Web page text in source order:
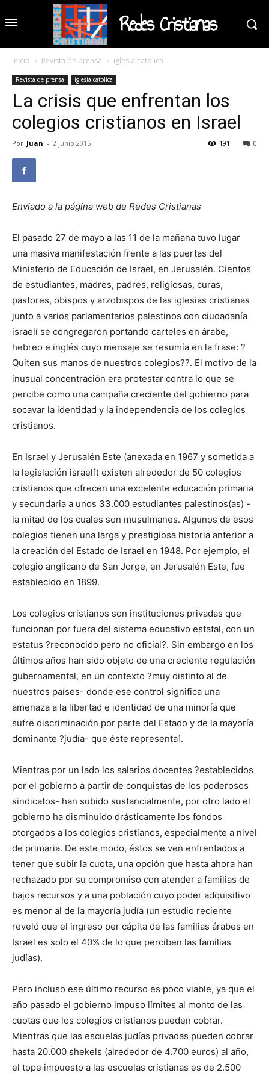
Redes Cristianas
Inicio Revista de prensa iglesia catolica
Revista de prensa iglesia catolica
La crisis que enfrentan los
colegios cristianos en Israel
Por Juan - 2 junio 2015 0
191
Enviado a la página web de Redes Cristianas
El pasado 27 de mayo a las 11 de la mañana tuvo lugar
una masiva manifestación frente a las puertas del
Ministerio de Educación de Israel, en Jerusalén. Cientos
de estudiantes, madres, padres, religiosas, curas,
pastores, obispos y arzobispos de las iglesias cristianas
junto a varios parlamentarios palestinos con ciudadanía
israelí se congregaron portando carteles en árabe,
hebreo e inglés cuyo mensaje se resumía en la frase: ?
Quiten sus manos de nuestros colegios??. El motivo de la
inusual concentración era protestar contra lo que se
percibe como una campaña creciente del gobierno para
socavar la identidad y la independencia de los colegios
cristianos.
En Israel y Jerusalén Este (anexada en 1967 y sometida a
la legislación israelí) existen alrededor de 50 colegios
cristianos que ofrecen una excelente educación primaria
y secundaria a unos 33.000 estudiantes palestinos(as) -
la mitad de los cuales son musulmanes. Algunos de esos
colegios tienen una larga y prestigiosa historia anterior a
la creación del Estado de Israel en 1948. Por ejemplo, el
colegio anglicano de San Jorge, en Jerusalén Este, fue
establecido en 1899.
Los colegios cristianos son instituciones privadas que
funcionan por fuera del sistema educativo estatal, con un
estatus ?reconocido pero no oficial?. Sin embargo en los
últimos años han sido objeto de una creciente regulación
gubernamental, en un contexto ?muy distinto al de
nuestros países- donde ese control significa una
amenaza a la libertad e identidad de una minoría que
sufre discriminación por parte del Estado y de la mayoría
dominante ?judía- que éste representa1.
Mientras por un lado los salarios docentes ?establecidos
por el gobierno a partir de conquistas de los poderosos
sindicatos- han subido sustancialmente, por otro lado el
gobierno ha disminuido drásticamente los fondos
otorgados a los colegios cristianos, especialmente a nivel
de primaria. De este modo, éstos se ven enfrentados a
tener que subir la cuota, una opción que hasta ahora han
rechazado por su compromiso con atender a familias de
bajos recursos y a una población cuyo poder adquisitivo
es menor al de la mayoría judía (un estudio reciente
reveló que el ingreso per cápita de las familias árabes en
Israel es solo el 40% de lo que perciben las familias
judías).
Pero incluso ese último recurso es poco viable, ya que el
año pasado el gobierno impuso límites al monto de las
cuotas que los colegios cristianos pueden cobrar.
Mientras que las escuelas judías privadas pueden cobrar
hasta 20.000 shekels (alrededor de 4.700 euros) al año,
el tope impuesto a las escuelas cristianas es de 2.500